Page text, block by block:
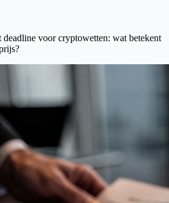
voor cryptowetten: wat betekent